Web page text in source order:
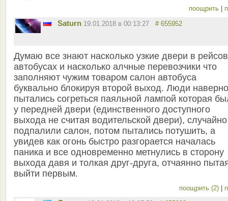
поощрить
Saturn 19.01.2018 в 00:13:27 # 655952
Думаю все знают насколько узкие двери в
автобусах и насколько алчные перевозчики что
заполняют чужим товаром салон автобуса
буквально блокируя второй выход. Люди наверно
пытались согреться паяльной лампой которая
у передней двери (единственного доступного
выхода не считая водительской двери), случайно
подпалили салон, потом пытались потушить, а
увидев как огонь быстро разгорается началась
паника и все одновременно метнулись в сторону
выхода давя и толкая друг-друга, отчаянно
выйти первым.
поощрить (2)